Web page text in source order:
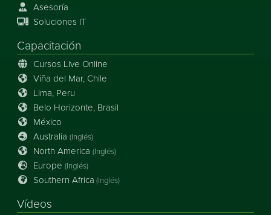
Asesoría
Soluciones IT
Capacitación
Cursos Live Online
Viña del Mar, Chile
Lima, Peru
Belo Horizonte, Brasil
México
Australia (Inglés)
North America (Inglés)
Europe (Inglés)
Southern Africa (Inglés)
Vídeos